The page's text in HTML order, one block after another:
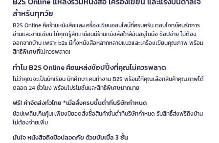
สำหรับทุกวัย
B2S Online คือร้านหนังสือและเครื่องเขียนออนไลน์ที่ครบครัน ตอบโจทย์คนรักการ
อ่านและงานเขียน ให้คุณรู้สึกเหมือนมีร้านหนังสือใกล้ฉันอยู่ในมือ ช้อปง่าย ไม่ต้อง
ออกจากบ้าน เพราะ b2s มีทั้งหนังสือหลากหลายแนวและเครื่องเขียนคุณภาพ พร้อม
สิทธิพิเศษที่ไม่ควรพลาด!
ทำไม B2S Online คือแหล่งช้อปปิ้งที่คุณไม่ควรพลาด
ไม่ว่าคุณจะเป็นนักเรียน นักศึกษา คนทำงาน B2S พร้อมให้คุณเลือกสินค้าคุณภาพได้
ตลอด 24 ชั่วโมง พร้อมโปรโมชั่นและสิทธิพิเศษมากมาย
ฟรี! ค่าจัดส่งทั่วไทย *เมื่อสั่งครบขั้นต่ำที่บริษัทกำหนด
ช้อปเพลินเกินคุ้ม! เพียงมียอดสั่งซื้อสินค้าขั้นต่ำที่บริษัทกำหนด รับสิทธิ์ส่งฟรีถึงบ้าน
ไม่ต้องจ่ายเพิ่ม
มั่นใจ หนังสือถึงมือปลอดภัย ด้วยบับเบิ้ล 3 ชั้น